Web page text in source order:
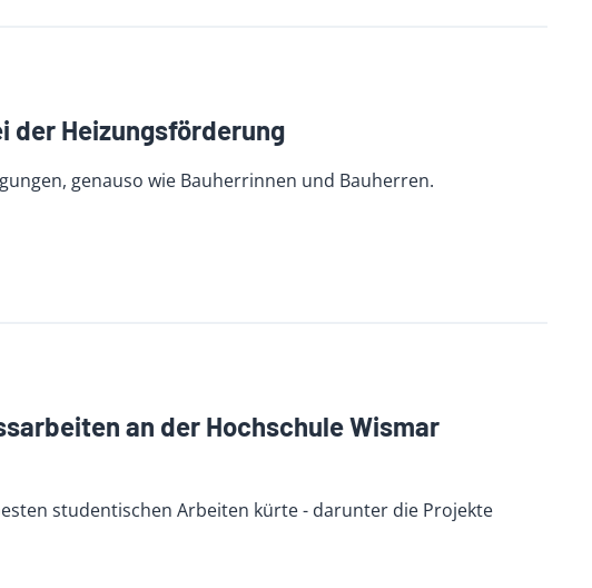
der Heizungsförderung
genauso wie Bauherrinnen und Bauherren.
an der Hochschule Wismar
studentischen Arbeiten kürte - darunter die Projekte